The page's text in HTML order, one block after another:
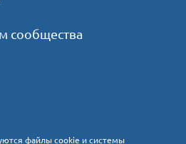
сообщества
файлы cookie и системы